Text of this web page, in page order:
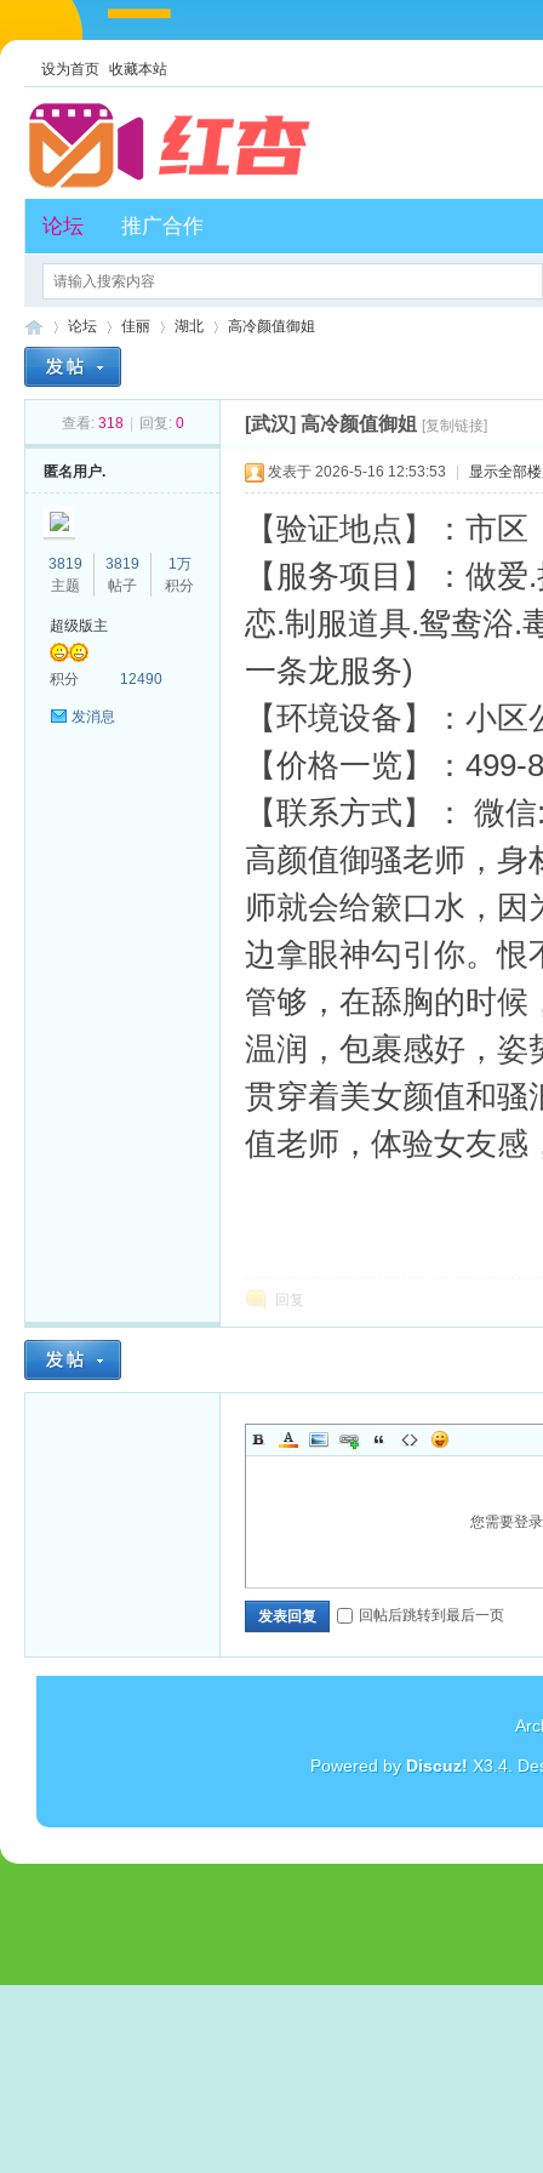
设为首页 收藏本站
论坛 推广合作
论坛
›
佳丽
›
湖北 高冷颜值御姐
查看: 318 回复: 0 [武汉]高冷颜值御姐 [复制链接]
匿名用户.
3819
主题
3819
帖子
1万
积分
超级版主
积分 12490
发消息
发表于 2026-5-16 12:53:53 显示全部
【验证地点】：市区
【服务项目】：做
恋.制服道具.鸳鸯浴.
一条龙服务)
【环境设备】：小区
【价格一览】：499-
【联系方式】： 微
高颜值御骚老师，身
师就会给簌口水，
边拿眼神勾引你。恨
管够，在舔胸的时候
温润，包裹感好，姿
贯穿着美女颜值和骚
值老师，体验女友感
回复
您需要登
发表回复 回帖后跳转到最后一页
Powered by Discuz! X3.4.